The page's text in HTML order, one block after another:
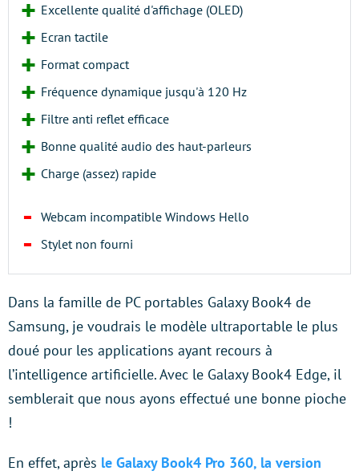
Excellente qualité d'affichage (OLED)
Ecran tactile
Format compact
Fréquence dynamique jusqu'à 120 Hz
Filtre anti reflet efficace
Bonne qualité audio des haut-parleurs
Charge (assez) rapide
Webcam incompatible Windows Hello
Stylet non fourni
Dans la famille de PC portables Galaxy Book4 de
Samsung, je voudrais le modèle ultraportable le plus
doué pour les applications ayant recours à
l’intelligence artificielle. Avec le Galaxy Book4 Edge, il
semblerait que nous ayons effectué une bonne pioche
!
En effet, après le Galaxy Book4 Pro 360, la version